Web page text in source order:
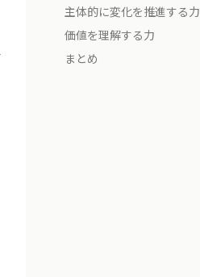
主体的に変化を推進する力
価値を理解する力
まとめ